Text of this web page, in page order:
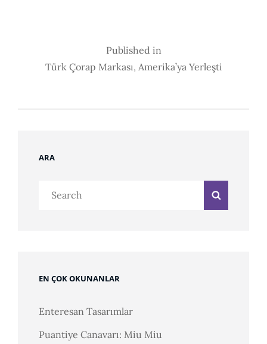
Navigation
Published in
Türk Çorap Markası, Amerika’ya Yerleşti
ARA
EN ÇOK OKUNANLAR
Enteresan Tasarımlar
Puantiye Canavarı: Miu Miu